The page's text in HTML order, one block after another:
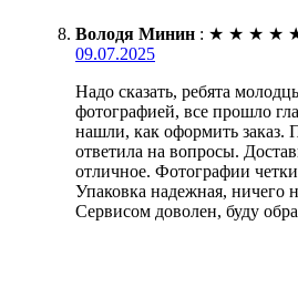
Володя Минин : ★ ★ ★ ★
09.07.2025
Надо сказать, ребята
фотографией, все прошло
нашли, как оформить заказ.
ответила на вопросы.
отличное. Фотографии
Упаковка надежная, ничего
Сервисом доволен, буду